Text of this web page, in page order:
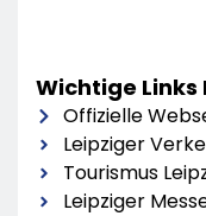
Wichtige Links
Offizielle
Leipziger
Tourismus
Leipziger